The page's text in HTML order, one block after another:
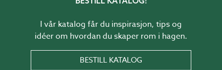
I vår katalog får du inspirasjon, tips og
idéer om hvordan du skaper rom i hagen.
BESTILL KATALOG